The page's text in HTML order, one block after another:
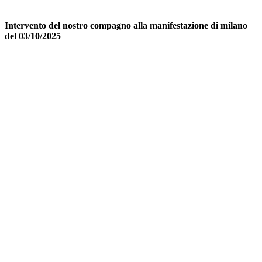
Intervento del nostro compagno alla manifestazione di milano
del 03/10/2025